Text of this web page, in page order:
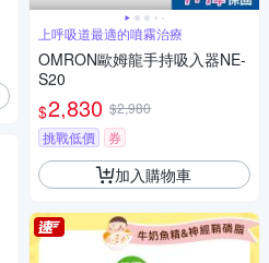
上呼吸道最適的噴霧治療
OMRON歐姆龍手持吸入器NE-
S20
$2,830 $2,980
挑戰低價
券
加入購物車